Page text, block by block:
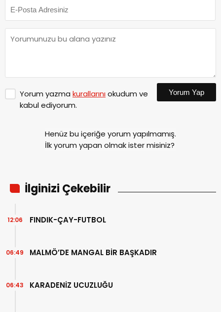
Yorum yazma kurallarınıokudum ve
kabul ediyorum.
Yorum Yap
Henüz bu içeriğe yorum yapılmamış.
İlk yorum yapan olmak ister misiniz?
İlginizi Çekebilir
FINDIK-ÇAY-FUTBOL
12:06
MALMÖ’DE MANGAL BİR BAŞKADIR
06:49
KARADENİZ UCUZLUĞU
06:43